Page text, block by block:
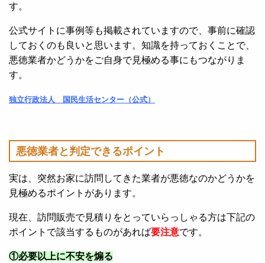
す。
公式サイトに事例等も掲載されていますので、事前に確認
しておくのも良いと思います。知識を持っておくことで、
悪徳業者かどうかをご自身で見極める事にもつながりま
す。
独立行政法人 国民生活センター（公式）
悪徳業者と判定できるポイント
実は、突然お家に訪問してきた業者が悪徳なのかどうかを
見極めるポイントがあります。
現在、訪問販売で見積りをとっていらっしゃる方は下記の
ポイントで該当するものがあれば要注意です。
①必要以上に不安を煽る